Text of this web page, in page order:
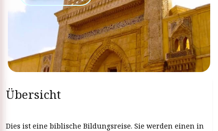
Übersicht
Dies ist eine biblische Bildungsreise. Sie werden einen in